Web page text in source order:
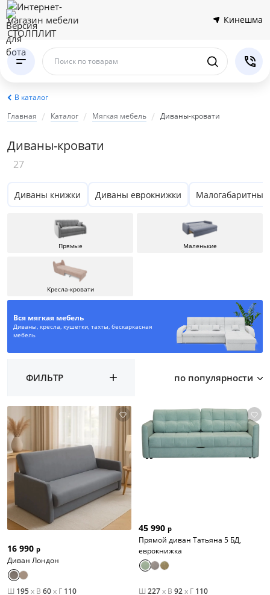
Кинешма
Поиск по товарам
В каталог
Главная
Каталог Мягкая мебель Диваны-кровати
Диваны-кровати
27
Диваны книжки Диваны еврокнижки Малогабаритные
ФИЛЬТР по популярности
Прямые Маленькие
Кресла-кровати
Вся мягкая мебель
Диваны, кресла, кушетки, тахты, бескаркасная
мебель
16 990 р
Диван Лондон
Ш 195x В 60x Г 110
45 990 р
Прямой диван Татьяна 5 БД,
еврокнижка
Ш 227x В 92x Г 110